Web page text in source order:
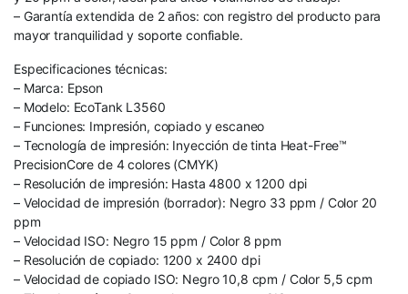
– Garantía extendida de 2 años: con registro del producto para
mayor tranquilidad y soporte confiable.
Especificaciones técnicas:
– Marca: Epson
– Modelo: EcoTank L3560
– Funciones: Impresión, copiado y escaneo
– Tecnología de impresión: Inyección de tinta Heat-Free™
PrecisionCore de 4 colores (CMYK)
– Resolución de impresión: Hasta 4800 x 1200 dpi
– Velocidad de impresión (borrador): Negro 33 ppm / Color 20
ppm
– Velocidad ISO: Negro 15 ppm / Color 8 ppm
– Resolución de copiado: 1200 x 2400 dpi
– Velocidad de copiado ISO: Negro 10,8 cpm / Color 5,5 cpm